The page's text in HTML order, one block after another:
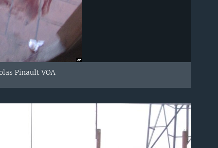
Pinault VOA